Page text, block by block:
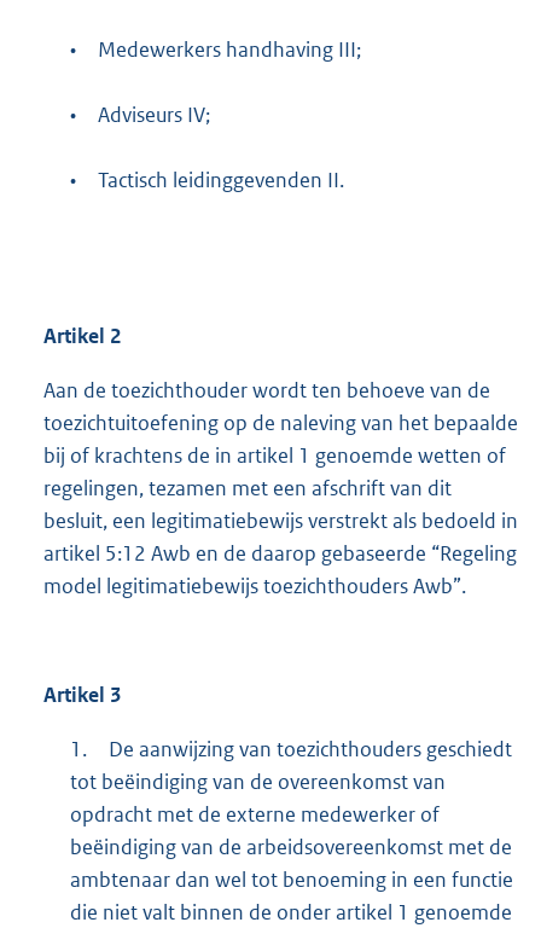
• Medewerkers handhaving III;
• Adviseurs IV;
• Tactisch leidinggevenden II.
Artikel 2
Aan de toezichthouder wordt ten behoeve van de
toezichtuitoefening op de naleving van het bepaalde
bij of krachtens de in artikel 1 genoemde wetten of
regelingen, tezamen met een afschrift van dit
besluit, een legitimatiebewijs verstrekt als bedoeld in
artikel 5:12 Awb en de daarop gebaseerde “Regeling
model legitimatiebewijs toezichthouders Awb”.
Artikel 3
1.
De aanwijzing van toezichthouders geschiedt
tot beëindiging van de overeenkomst van
opdracht met de externe medewerker of
beëindiging van de arbeidsovereenkomst met de
ambtenaar dan wel tot benoeming in een functie
die niet valt binnen de onder artikel 1 genoemde